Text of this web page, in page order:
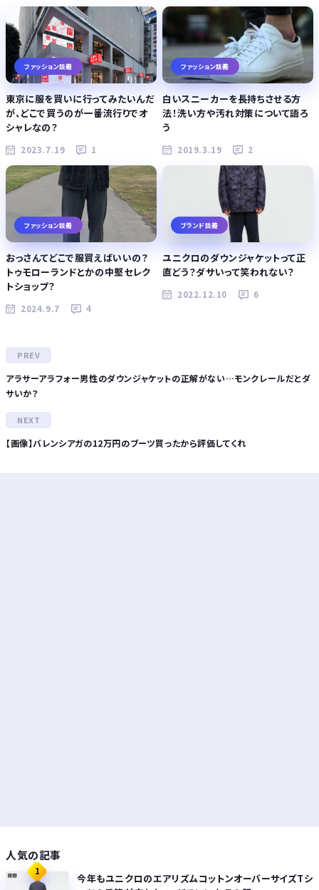
ファッション談義
東京に服を買いに行ってみたいんだ
が、どこで買うのが一番流行りでオ
シャレなの？
2023.7.19 1
ファッション談義
白いスニーカーを長持ちさせる方
法！洗い方や汚れ対策について語ろ
う
2019.3.19 2
ファッション談義
おっさんてどこで服買えばいいの？
トゥモローランドとかの中堅セレク
トショップ？
2024.9.7 4
ブランド談義
ユニクロのダウンジャケットって正
直どう？ダサいって笑われない？
2022.12.10 6
アラサーアラフォー男性のダウンジャケットの正解がない…モンクレールだとダ
サいか？
【画像】バレンシアガの12万円のブーツ買ったから評価してくれ
人気の記事
1
今年もユニクロのエアリズムコットンオーバーサイズTシ